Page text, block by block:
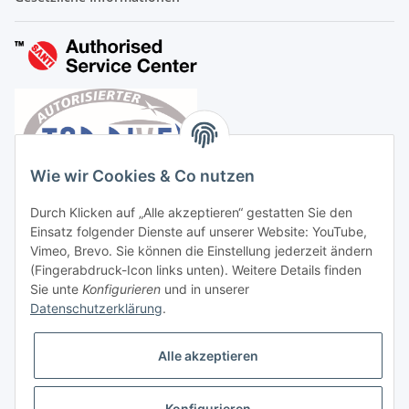
Vertrag widerrufen
Wie wir Cookies & Co nutzen
Durch Klicken auf „Alle akzeptieren“ gestatten Sie den
Einsatz folgender Dienste auf unserer Website: YouTube,
Vimeo, Brevo. Sie können die Einstellung jederzeit ändern
(Fingerabdruck-Icon links unten). Weitere Details finden
Sie unte Konfigurieren und in unserer
Datenschutzerklärung.
Alle akzeptieren